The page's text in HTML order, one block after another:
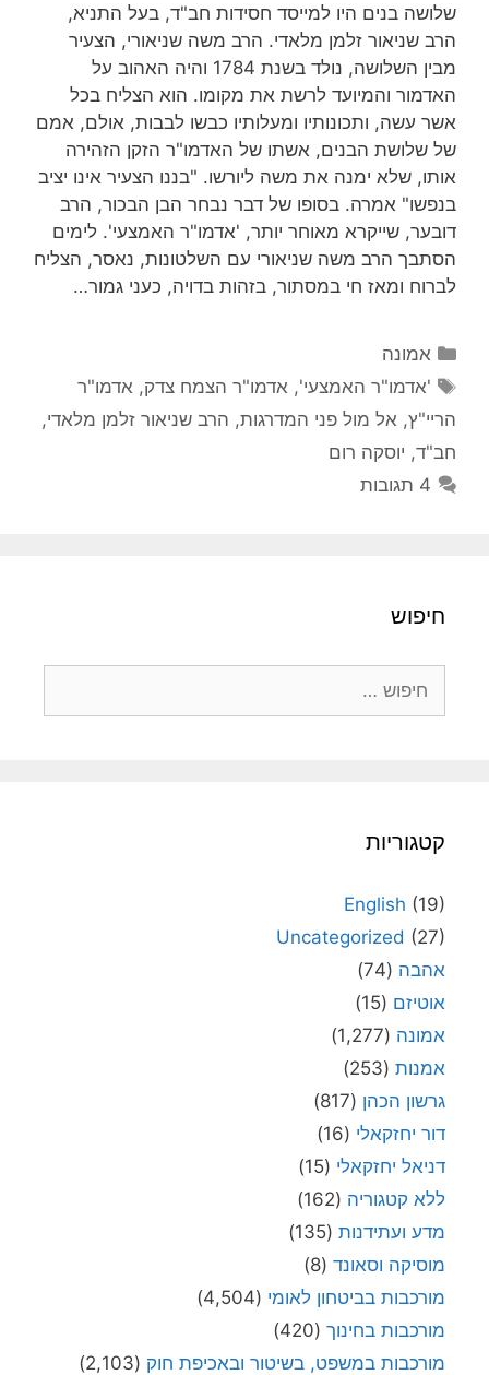
שלושה בנים היו למייסד חסידות חב"ד, בעל התניא,
הרב שניאור זלמן מלאדי. הרב משה שניאורי, הצעיר
מבין השלושה, נולד בשנת 1784 והיה האהוב על
האדמור והמיועד לרשת את מקומו. הוא הצליח בכל
אשר עשה, ותכונותיו ומעלותיו כבשו לבבות, אולם, אמם
של שלושת הבנים, אשתו של האדמו"ר הזקן הזהירה
אותו, שלא ימנה את משה ליורשו. "בננו הצעיר אינו יציב
בנפשו" אמרה. בסופו של דבר נבחר הבן הבכור, הרב
דובער, שייקרא מאוחר יותר, 'אדמו"ר האמצעי'. לימים
הסתבך הרב משה שניאורי עם השלטונות, נאסר, הצליח
לברוח ומאז חי במסתור, בזהות בדויה, כעני גמור…
קטגוריות
אמונה
תגיות
'אדמו"ר האמצעי', אדמו"ר הצמח צדק, אדמו"ר
הריי"ץ, אל מול פני המדרגות, הרב שניאור זלמן מלאדי,
חב"ד, יוסקה רום
4 תגובות
חיפוש
קטגוריות
English (19)
Uncategorized (27)
אהבה (74)
אוטיזם (15)
אמונה (1,277)
אמנות (253)
גרשון הכהן (817)
דור יחזקאלי (16)
דניאל יחזקאלי (15)
ללא קטגוריה (162)
מדע ועתידנות (135)
מוסיקה וסאונד (8)
מורכבות בביטחון לאומי (4,504)
מורכבות בחינוך (420)
מורכבות במשפט, בשיטור ובאכיפת חוק (2,103)